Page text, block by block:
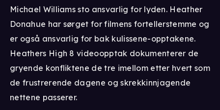
Michael Williams sto ansvarlig for lyden. Heather
Donahue har sørget for filmens fortellerstemme og
er også ansvarlig for bak kulissene-opptakene.
Heathers High 8 videoopptak dokumenterer de
gryende konfliktene de tre imellom etter hvert som
de frustrerende dagene og skrekkinnjagende
nettene passerer.